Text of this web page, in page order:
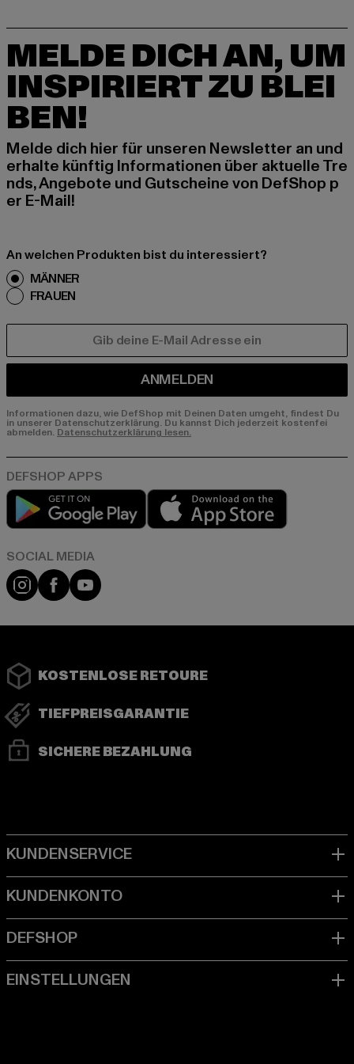
MELDE DICH AN, UM
INSPIRIERT ZU BLEI
BEN!
Melde dich hier für unseren Newsletter an und
erhalte künftig Informationen über aktuelle Tre
nds, Angebote und Gutscheine von DefShop p
er E-Mail!
An welchen Produkten bist du interessiert?
MÄNNER
FRAUEN
ANMELDEN
Informationen dazu, wie DefShop mit Deinen Daten umgeht, findest Du
in unserer Datenschutzerklärung. Du kannst Dich jederzeit kostenfei
abmelden. Datenschutzerklärung lesen.
Play market
Instagram
FacebookYouTube
KOSTENLOSE RETOURE
TIEFPREISGARANTIE
SICHERE BEZAHLUNG